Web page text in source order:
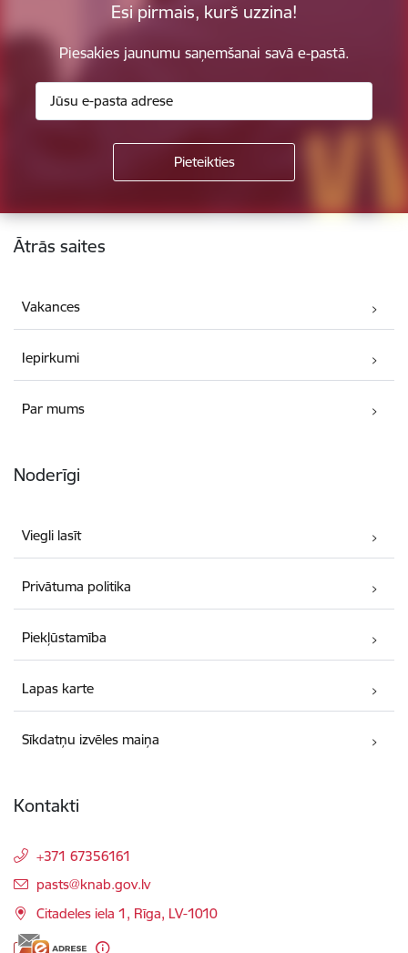
Esi pirmais, kurš uzzina!
Piesakies jaunumu saņemšanai savā e-pastā.
Kājene
Ātrās saites
Vakances
Iepirkumi
Par mums
Noderīgi
Viegli lasīt
Privātuma politika
Piekļūstamība
Lapas karte
Sīkdatņu izvēles maiņa
Kontakti
+371 67356161
E-pasts:
pasts@knab.gov.lv
Citadeles iela 1, Rīga, LV-1010